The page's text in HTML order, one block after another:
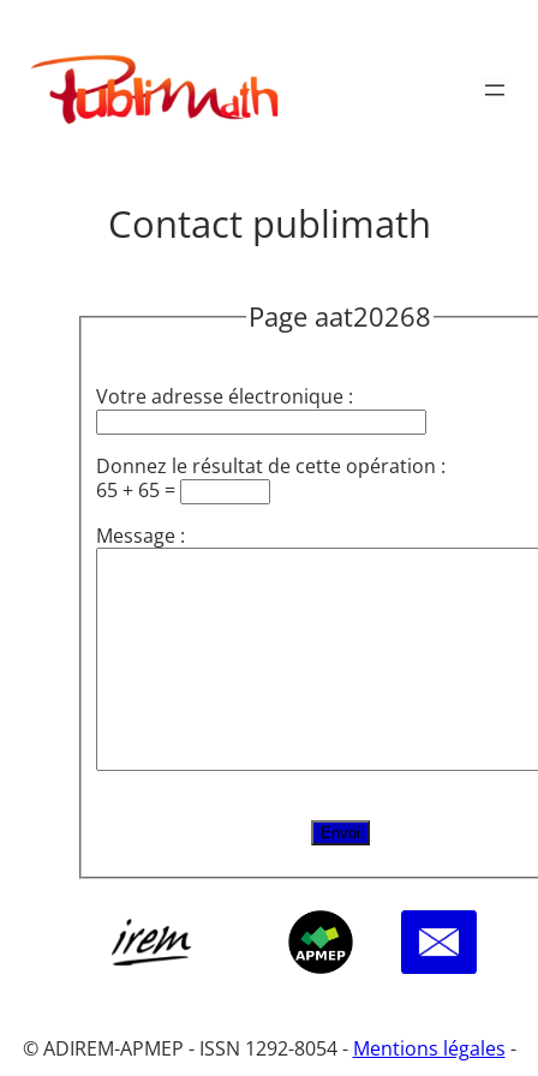
contenu
Publimath
Contact publimath
Page aat20268
Votre adresse électronique :
Donnez le résultat de cette opération :
65 + 65 =
Message :
© ADIREM-APMEP - ISSN 1292-8054 - Mentions légales -